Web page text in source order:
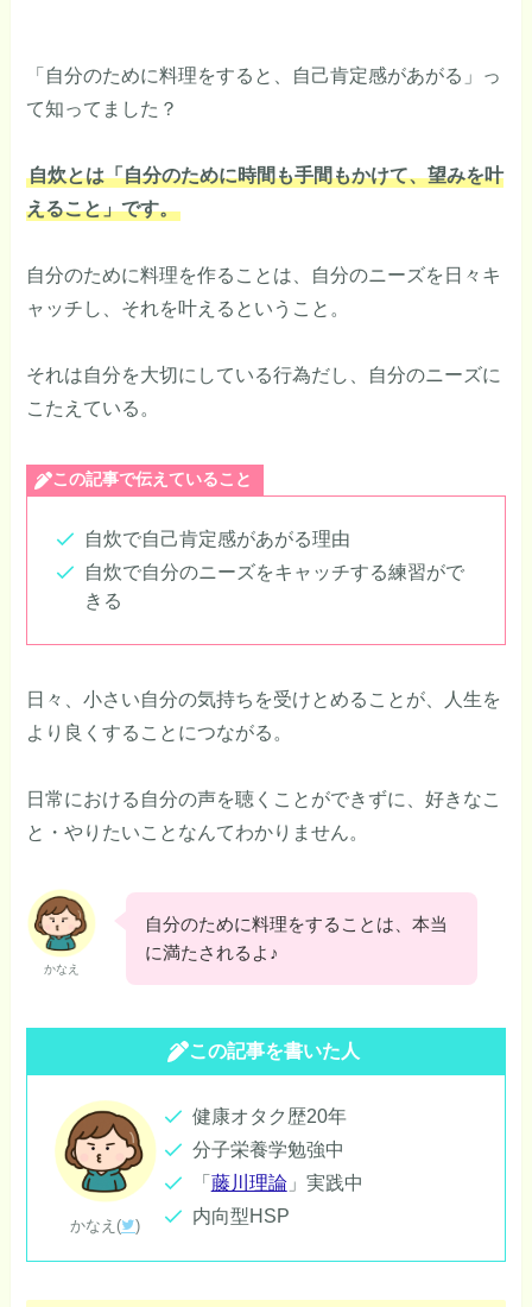
「自分のために料理をすると、自己肯定感があがる」っ
て知ってました？
自炊とは「自分のために時間も手間もかけて、望みを叶
えること」です。
自分のために料理を作ることは、自分のニーズを日々キ
ャッチし、それを叶えるということ。
それは自分を大切にしている行為だし、自分のニーズに
こたえている。
この記事で伝えていること
自炊で自己肯定感があがる理由
自炊で自分のニーズをキャッチする練習がで
きる
日々、小さい自分の気持ちを受けとめることが、人生を
より良くすることにつながる。
日常における自分の声を聴くことができずに、好きなこ
と・やりたいことなんてわかりません。
かなえ
自分のために料理をすることは、本当
に満たされるよ♪
この記事を書いた人
かなえ( )
健康オタク歴20年
分子栄養学勉強中
「 藤川理論」実践中
内向型HSP